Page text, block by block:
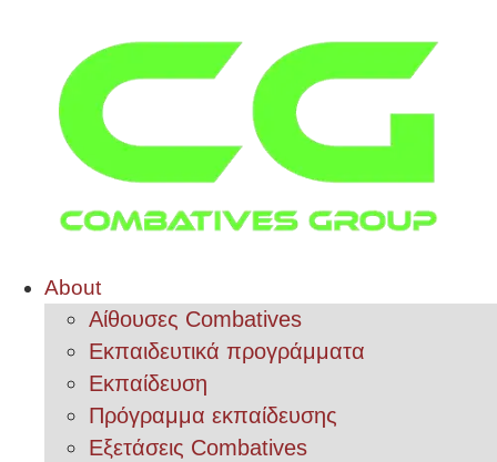
About
Αίθουσες Combatives
Εκπαιδευτικά προγράμματα
Εκπαίδευση
Πρόγραμμα εκπαίδευσης
Εξετάσεις Combatives